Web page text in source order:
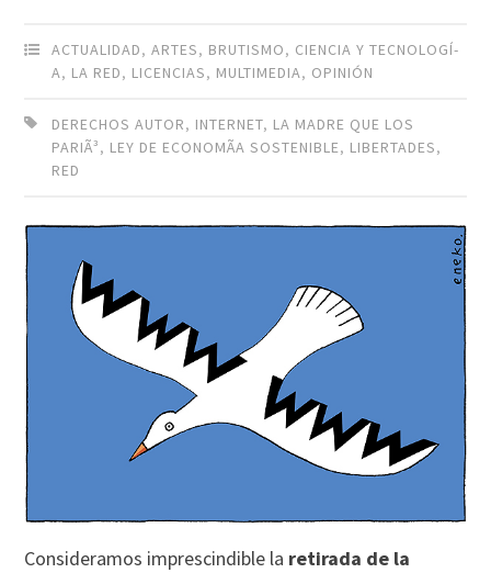
ACTUALIDAD,ARTES, BRUTISMO, CIENCIA Y TECNOLOGÍ­
A, LA RED, LICENCIAS, MULTIMEDIA, OPINIÓN
DERECHOS AUTOR, INTERNET, LA MADRE QUE LOS
PARIÃ³, LEY DE ECONOMÃ­A SOSTENIBLE, LIBERTADES,
RED
Consideramos imprescindible la retirada de la